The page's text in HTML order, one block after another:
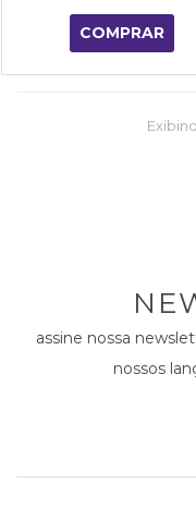
COMPRAR
assine nossa
nossos